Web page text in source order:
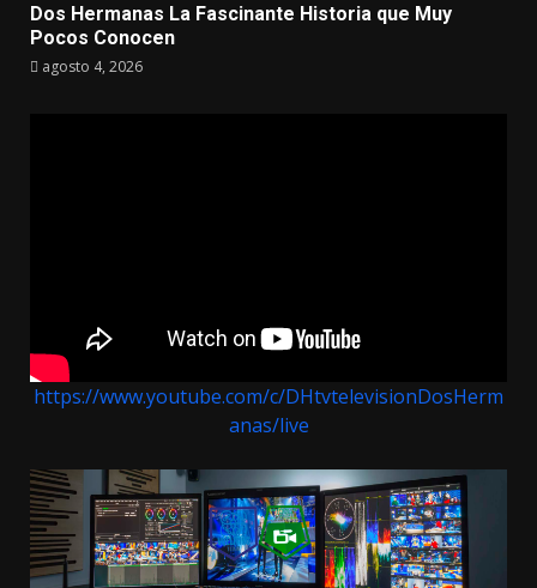
Dos Hermanas La Fascinante Historia que Muy
Pocos Conocen
agosto 4, 2026
https://www.youtube.com/c/DHtvtelevisionDosHerm
anas/live